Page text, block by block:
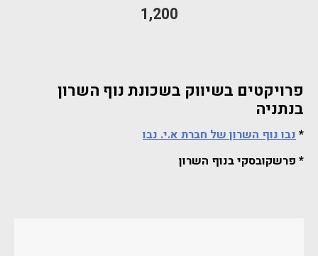
1,200
פרויקטים בשיווק בשכונת נוף השרון
בנתניה
*נבו נוף השרון של חברת א.י. נבו
* פרשקובסקי בנוף השרון